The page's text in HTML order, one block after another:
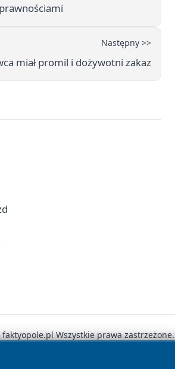
Następny >>
miał promil i dożywotni zakaz
Wszystkie prawa zastrzeżone.